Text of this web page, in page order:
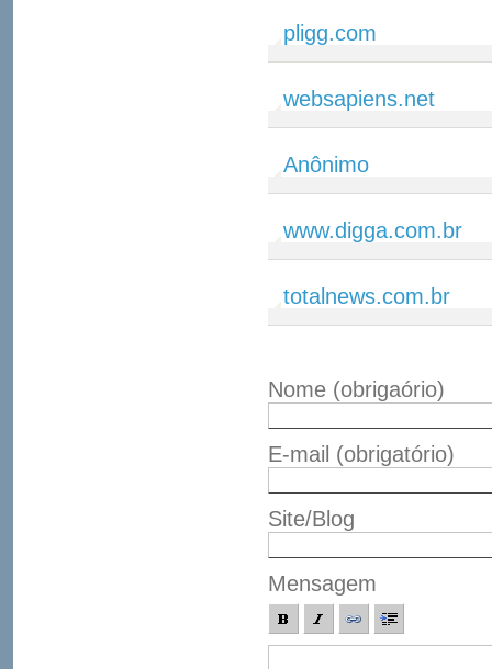
pligg.com
websapiens.net
Anônimo
www.digga.com.br
totalnews.com.br
Nome (obrigaório)
E-mail (obrigatório)
Site/Blog
Mensagem